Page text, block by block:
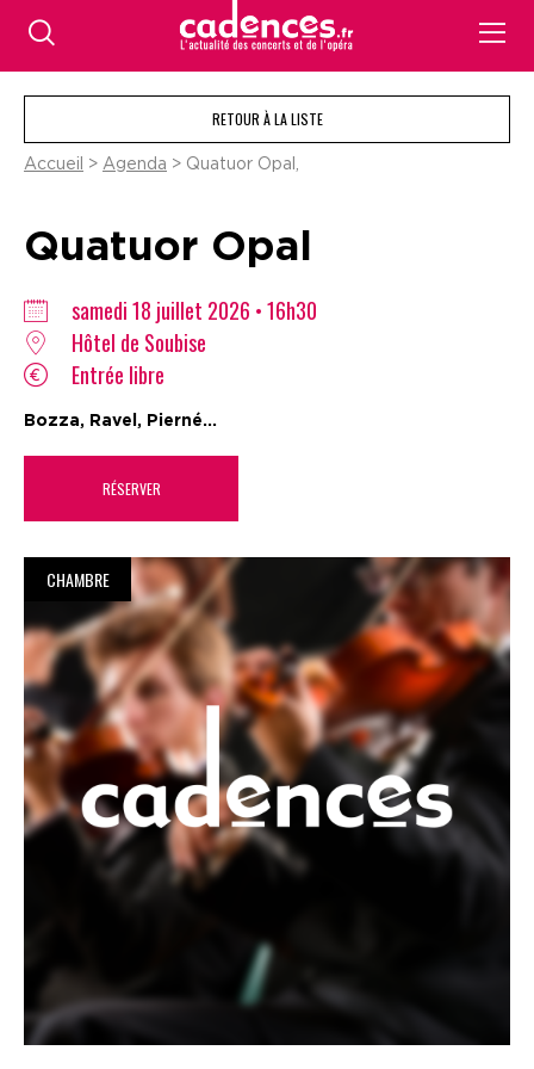
RETOUR À LA LISTE
Accueil > Agenda > Quatuor Opal,
Quatuor Opal
samedi 18 juillet 2026 • 16h30
Hôtel de Soubise
Entrée libre
Bozza, Ravel, Pierné...
RÉSERVER
CHAMBRE